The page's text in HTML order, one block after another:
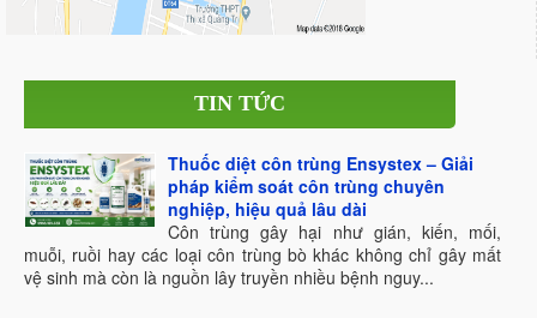
TIN TỨC
Thuốc diệt côn trùng Ensystex – Giải
pháp kiểm soát côn trùng chuyên
nghiệp, hiệu quả lâu dài
Côn trùng gây hại như gián, kiến, mối,
muỗi, ruồi hay các loại côn trùng bò khác không chỉ gây mất
vệ sinh mà còn là nguồn lây truyền nhiều bệnh nguy...